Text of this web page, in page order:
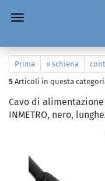
Prima « schiena
5 Articoli in questa
Cavo di alimentazione
INMETRO, nero,